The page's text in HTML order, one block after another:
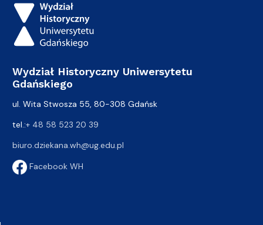
Wydział Historyczny Uniwersytetu
Gdańskiego
ul. Wita Stwosza 55, 80-308 Gdańsk
tel.:+ 48 58 523 20 39
biuro.dziekana.wh@ug.edu.pl
Facebook WH